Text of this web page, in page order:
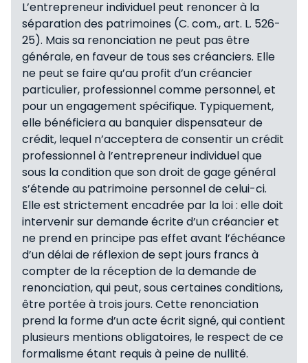
L’entrepreneur individuel peut renoncer à la
séparation des patrimoines (C. com., art. L. 526-
25). Mais sa renonciation ne peut pas être
générale, en faveur de tous ses créanciers. Elle
ne peut se faire qu’au profit d’un créancier
particulier, professionnel comme personnel, et
pour un engagement spécifique. Typiquement,
elle bénéficiera au banquier dispensateur de
crédit, lequel n’acceptera de consentir un crédit
professionnel à l’entrepreneur individuel que
sous la condition que son droit de gage général
s’étende au patrimoine personnel de celui-ci.
Elle est strictement encadrée par la loi : elle doit
intervenir sur demande écrite d’un créancier et
ne prend en principe pas effet avant l’échéance
d’un délai de réflexion de sept jours francs à
compter de la réception de la demande de
renonciation, qui peut, sous certaines conditions,
être portée à trois jours. Cette renonciation
prend la forme d’un acte écrit signé, qui contient
plusieurs mentions obligatoires, le respect de ce
formalisme étant requis à peine de nullité.